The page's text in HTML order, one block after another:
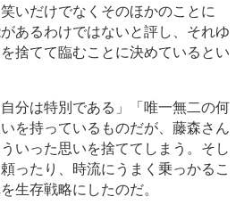
いだけでなくそのほかのことに
あるわけではないと評し、それゆ
捨てて臨むことに決めているとい
分は特別である」「唯一無二の何
を持っているものだが、藤森さん
いった思いを捨ててしまう。そし
ったり、時流にうまく乗っかるこ
生存戦略にしたのだ。